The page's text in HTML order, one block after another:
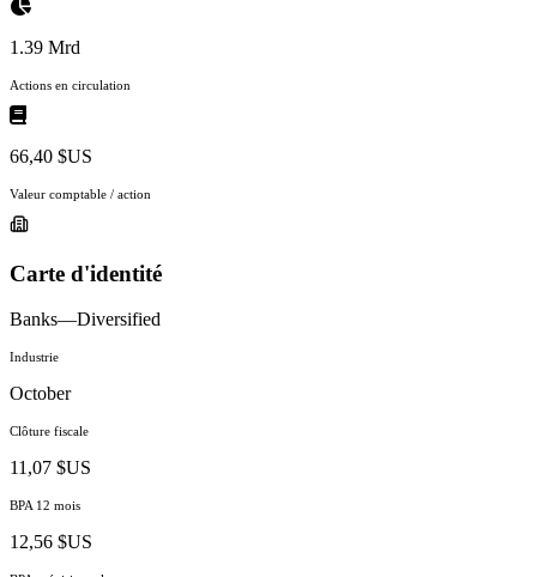
1.39 Mrd
Actions en circulation
66,40 $US
Valeur comptable / action
Carte d'identité
Banks—Diversified
Industrie
October
Clôture fiscale
11,07 $US
BPA 12 mois
12,56 $US